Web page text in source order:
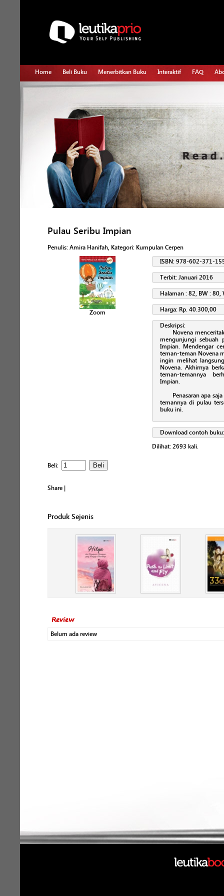
Home Beli Buku Menerbitkan Buku Interaktif FAQ
Pulau Seribu Impian
Penulis: Amira Hanifah, Kategori: Kumpulan Cerpen
Zoom
ISBN: 978-602-371-
Terbit: Januari 2016
Halaman : 82, BW : 80,
Harga: Rp. 40.300,00
Deskripsi:
Novena
mengunjungi sebuah
Impian. Mendengar
teman-teman Novena
ingin melihat
Novena. Akhirnya
teman-temannya
Impian.
Penasaran apa
temannya di pulau
buku ini.
Download contoh
Dilihat: 2693 kali.
Beli:
Share |
Produk Sejenis
Review
Belum ada review